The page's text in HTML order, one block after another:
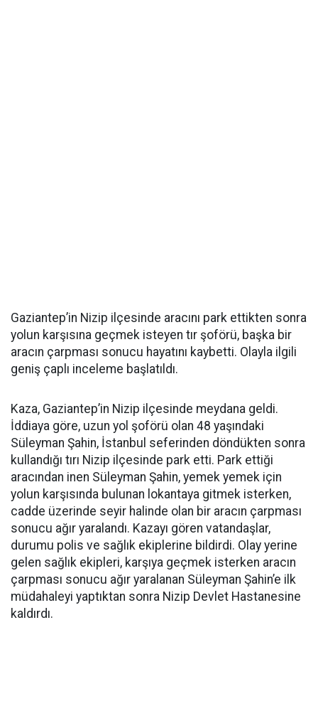
Gaziantep’in Nizip ilçesinde aracını park ettikten sonra
yolun karşısına geçmek isteyen tır şoförü, başka bir
aracın çarpması sonucu hayatını kaybetti. Olayla ilgili
geniş çaplı inceleme başlatıldı.
Kaza, Gaziantep’in Nizip ilçesinde meydana geldi.
İddiaya göre, uzun yol şoförü olan 48 yaşındaki
Süleyman Şahin, İstanbul seferinden döndükten sonra
kullandığı tırı Nizip ilçesinde park etti. Park ettiği
aracından inen Süleyman Şahin, yemek yemek için
yolun karşısında bulunan lokantaya gitmek isterken,
cadde üzerinde seyir halinde olan bir aracın çarpması
sonucu ağır yaralandı. Kazayı gören vatandaşlar,
durumu polis ve sağlık ekiplerine bildirdi. Olay yerine
gelen sağlık ekipleri, karşıya geçmek isterken aracın
çarpması sonucu ağır yaralanan Süleyman Şahin’e ilk
müdahaleyi yaptıktan sonra Nizip Devlet Hastanesine
kaldırdı.